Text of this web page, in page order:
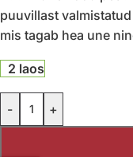
puuvillast
mis tagab hea une
2 laos
- +